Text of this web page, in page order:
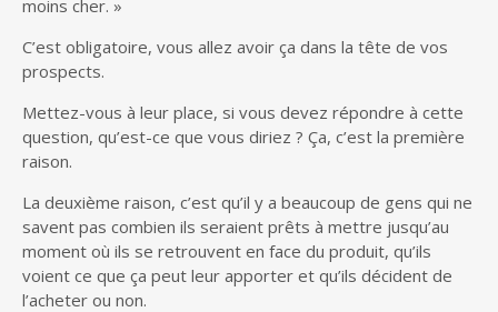
moins cher. »
C’est obligatoire, vous allez avoir ça dans la tête de vos
prospects.
Mettez-vous à leur place, si vous devez répondre à cette
question, qu’est-ce que vous diriez ? Ça, c’est la première
raison.
La deuxième raison, c’est qu’il y a beaucoup de gens qui ne
savent pas combien ils seraient prêts à mettre jusqu’au
moment où ils se retrouvent en face du produit, qu’ils
voient ce que ça peut leur apporter et qu’ils décident de
l’acheter ou non.